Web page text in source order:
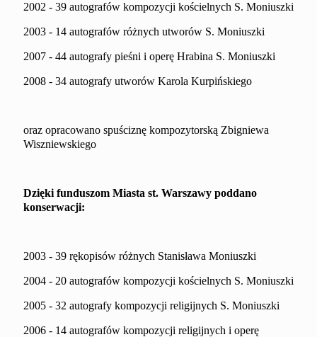
2002 - 39 autografów kompozycji kościelnych S. Moniuszki
2003 - 14 autografów różnych utworów S. Moniuszki
2007 - 44 autografy pieśni i operę Hrabina S. Moniuszki
2008 - 34 autografy utworów Karola Kurpińskiego
oraz opracowano spuściznę kompozytorską Zbigniewa
Wiszniewskiego
Dzięki funduszom Miasta st. Warszawy poddano
konserwacji:
2003 - 39 rękopisów różnych Stanisława Moniuszki
2004 - 20 autografów kompozycji kościelnych S. Moniuszki
2005 - 32 autografy kompozycji religijnych S. Moniuszki
2006 - 14 autografów kompozycji religijnych i operę